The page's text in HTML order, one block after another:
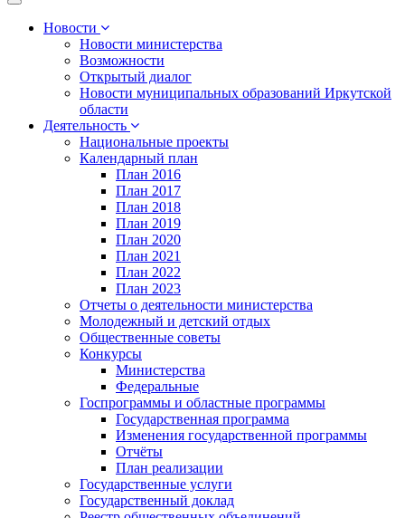
Toggle
navigationНовости
Новости министерства
Возможности
Открытый диалог
Новости муниципальных образований Иркутской
области
Деятельность
Национальные проекты
Календарный план
План 2016
План 2017
План 2018
План 2019
План 2020
План 2021
План 2022
План 2023
Отчеты о деятельности министерства
Молодежный и детский отдых
Общественные советы
Конкурсы
Министерства
Федеральные
Госпрограммы и областные программы
Государственная программа
Изменения государственной программы
Отчёты
План реализации
Государственные услуги
Государственный доклад